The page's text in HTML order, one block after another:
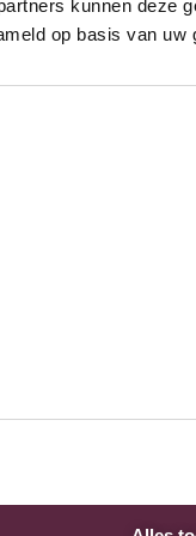
kunnen deze
op basis van